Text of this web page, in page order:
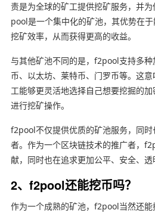
责是为全球的矿工提供挖矿服务，并
pool是一个集中化的矿池，其优势在
挖矿效率，从而获得更高的收益。
与其他矿池不同的是，f2pool支持多
币、以太坊、莱特币、门罗币等。这
工能够更灵活地选择自己想要挖掘的
进行挖矿操作。
f2pool不仅提供优质的矿池服务，同
者。作为一个区块链技术的推广者，
献，同时也在追求更加公平、安全、透
2、f2pool还能挖币吗？
作为一个成熟的矿池，f2pool当然还